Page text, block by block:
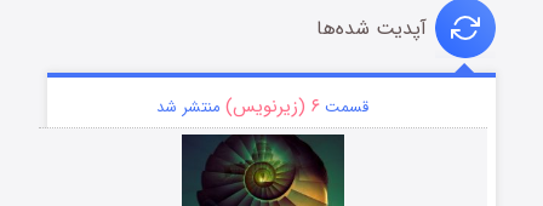
آپدیت شده‌ها
قسمت ۶ (زیرنویس) منتشر شد